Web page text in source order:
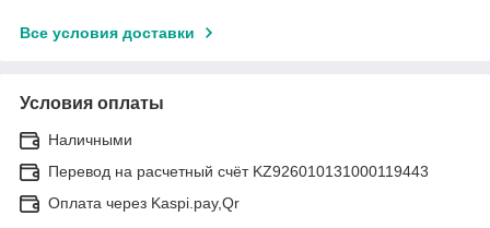
Все условия доставки
Условия оплаты
Наличными
Перевод на расчетный счёт KZ926010131000119443
Оплата через Kaspi.pay,Qr